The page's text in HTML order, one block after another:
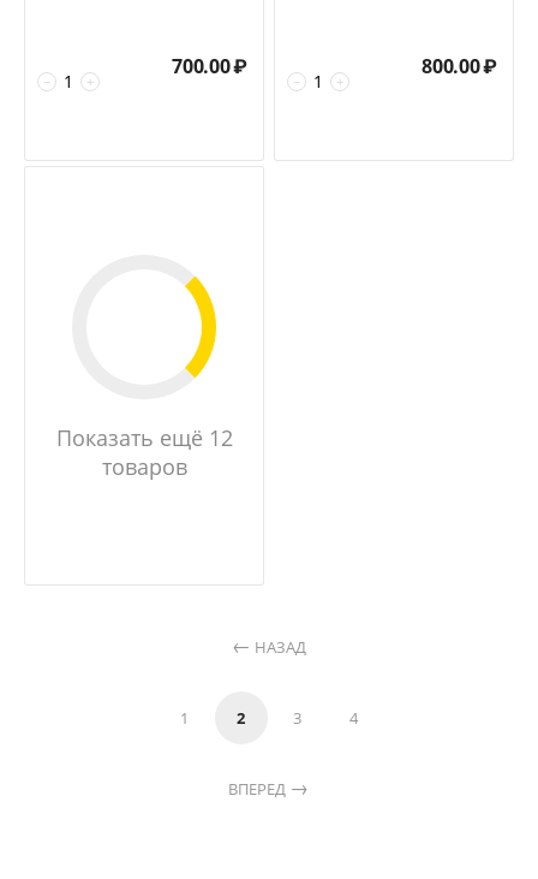
+
−
700.00₽
+
−
800.00₽
Показать ещё 12
товаров
НАЗАД
1 2 3 4
ВПЕРЕД